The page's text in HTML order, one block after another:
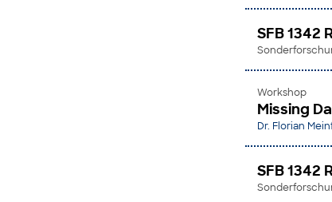
SFB 1342
Workshop
Missing
Dr. Florian
SFB 1342